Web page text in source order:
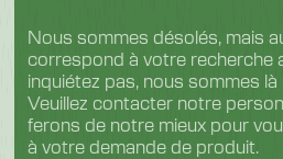
Nous sommes désolés, mais
correspond à votre recherche
inquiétez pas, nous sommes
Veuillez contacter notre
ferons de notre mieux pour
à votre demande de produit.